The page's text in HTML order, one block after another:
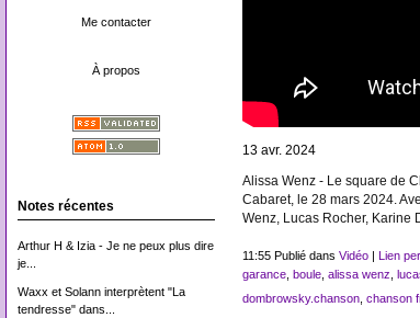
Me contacter
À propos
Notes récentes
Arthur H & Izia - Je ne peux plus dire
je...
Waxx et Solann interprètent "La
tendresse" dans...
13 avr. 2024
Alissa Wenz - Le square de
Cabaret, le 28 mars 2024.
Wenz, Lucas Rocher, Karine
11:55 Publié dans Vidéo| Lien
garance, boule, alissa wenz
dombrowsky.chanson, chanson